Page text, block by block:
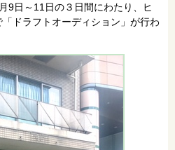
9日～11日の３日間にわたり、ヒ
ドラフトオーディション」が行わ